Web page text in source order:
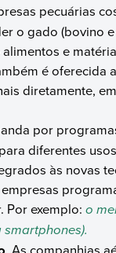
pecuárias
o gado (bovino
e
é oferecida
diretamente,
por
diferentes
às novas
Por exemplo:o
. As companhias